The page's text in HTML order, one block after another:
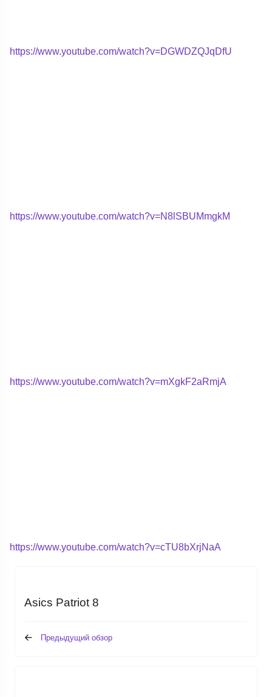
https://www.youtube.com/watch?v=DGWDZQJqDfU
https://www.youtube.com/watch?v=N8lSBUMmgkM
https://www.youtube.com/watch?v=mXgkF2aRmjA
https://www.youtube.com/watch?v=cTU8bXrjNaA
Asics Patriot 8
Предыдущий обзор